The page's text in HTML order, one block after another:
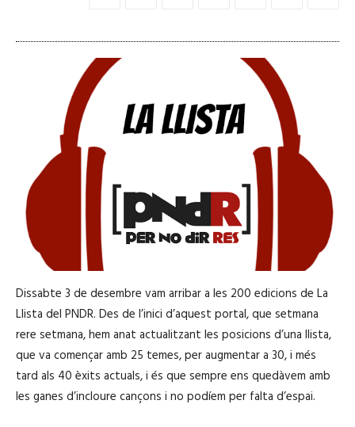
Dissabte 3 de desembre vam arribar a les 200 edicions de La
Llista del PNDR. Des de l’inici d’aquest portal, que setmana
rere setmana, hem anat actualitzant les posicions d’una llista,
que va començar amb 25 temes, per augmentar a 30, i més
tard als 40 èxits actuals, i és que sempre ens quedàvem amb
les ganes d’incloure cançons i no podíem per falta d’espai.